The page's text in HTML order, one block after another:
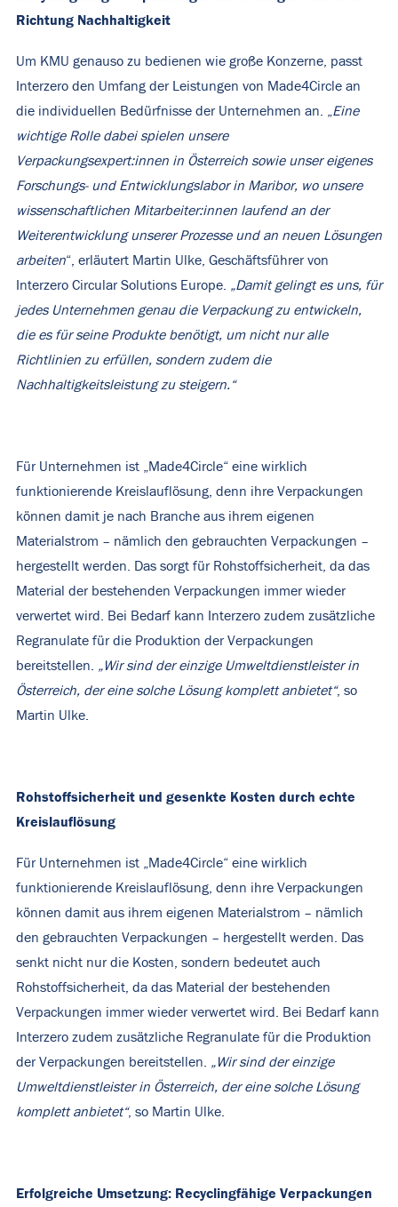
Richtung Nachhaltigkeit
Um KMU genauso zu bedienen wie große Konzerne, passt
Interzero den Umfang der Leistungen von Made4Circle an
die individuellen Bedürfnisse der Unternehmen an. „ Eine
wichtige Rolle dabei spielen unsere
Verpackungsexpert:innen in Österreich sowie unser eigenes
Forschungs- und Entwicklungslabor in Maribor, wo unsere
wissenschaftlichen Mitarbeiter:innen laufend an der
Weiterentwicklung unserer Prozesse und an neuen Lösungen
arbeiten“, erläutert Martin Ulke, Geschäftsführer von
Interzero Circular Solutions Europe. „Damit gelingt es uns, für
jedes Unternehmen genau die Verpackung zu entwickeln,
die es für seine Produkte benötigt, um nicht nur alle
Richtlinien zu erfüllen, sondern zudem die
Nachhaltigkeitsleistung zu steigern.“
Für Unternehmen ist „Made4Circle“ eine wirklich
funktionierende Kreislauflösung, denn ihre Verpackungen
können damit je nach Branche aus ihrem eigenen
Materialstrom – nämlich den gebrauchten Verpackungen –
hergestellt werden. Das sorgt für Rohstoffsicherheit, da das
Material der bestehenden Verpackungen immer wieder
verwertet wird. Bei Bedarf kann Interzero zudem zusätzliche
Regranulate für die Produktion der Verpackungen
bereitstellen. „Wir sind der einzige Umweltdienstleister in
Österreich, der eine solche Lösung komplett anbietet“, so
Martin Ulke.
Rohstoffsicherheit und gesenkte Kosten durch echte
Kreislauflösung
Für Unternehmen ist „Made4Circle“ eine wirklich
funktionierende Kreislauflösung, denn ihre Verpackungen
können damit aus ihrem eigenen Materialstrom – nämlich
den gebrauchten Verpackungen – hergestellt werden. Das
senkt nicht nur die Kosten, sondern bedeutet auch
Rohstoffsicherheit, da das Material der bestehenden
Verpackungen immer wieder verwertet wird. Bei Bedarf kann
Interzero zudem zusätzliche Regranulate für die Produktion
der Verpackungen bereitstellen. „Wir sind der einzige
Umweltdienstleister in Österreich, der eine solche Lösung
komplett anbietet“, so Martin Ulke.
Erfolgreiche Umsetzung: Recyclingfähige Verpackungen